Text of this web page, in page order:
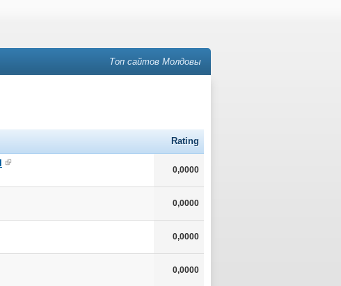
Топ сайтов Молдовы
Rating
0,0000
0,0000
0,0000
0,0000